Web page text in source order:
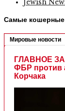
Jewish
Самые кошерные